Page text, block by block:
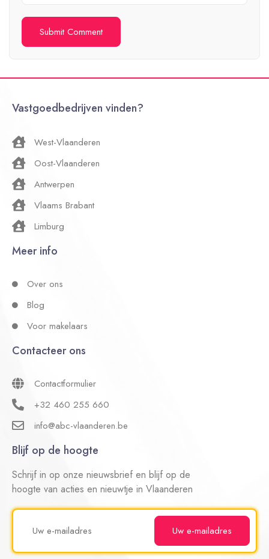
Vastgoedbedrijven vinden?
West-Vlaanderen
Oost-Vlaanderen
Antwerpen
Vlaams Brabant
Limburg
Meer info
Over ons
Blog
Voor makelaars
Contacteer ons
Contactformulier
+32 460 255 660
info@abc-vlaanderen.be
Blijf op de hoogte
Schrijf in op onze nieuwsbrief en blijf op de
hoogte van acties en nieuwtje in Vlaanderen